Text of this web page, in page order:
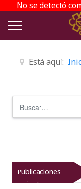
No se detectó
Está aquí:
Publicaciones
recientes
Virreinato